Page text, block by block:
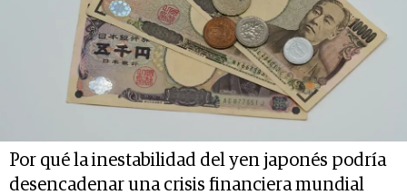
Por qué la inestabilidad del yen japonés podría
desencadenar una crisis financiera mundial